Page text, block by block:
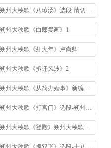
朔州大秧歌《八珍汤》选段-情切切思老母痛断肝肠解翠玲
朔州大秧歌《白郎卖画》1
朔州大秧歌《拜大年》卢尚卿
朔州大秧歌《拆迁风波》2
朔州大秧歌《从简办婚事》新编小戏
朔州大秧歌《打宫门》选段-朔州大秧歌剧团
朔州大秧歌《登殿》朔州大秧歌剧团在梵王寺村
朔州大秧歌《蝶双飞》选段-十八相送